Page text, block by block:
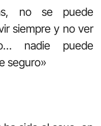
no se puede
siempre y no ver
nadie puede
seguro»